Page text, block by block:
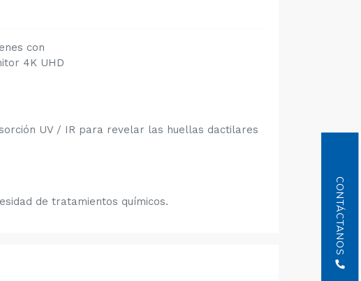
CONTÁCTANOS
con
4K UHD
UV / IR para revelar las huellas dactilares
de tratamientos químicos.